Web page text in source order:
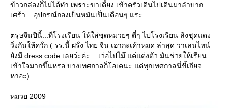
ข้าวกล่องก็ไม่ได้ทำ เพราะขาเดี้ยง เข้าครัวเดินไปเดินมาลำบาก
เศร้า....อุปกรณ์กองเป็นหมันเป็นเดือนๆ แระ...
ตรุษจีนปีนี้...ที่โรงเรียน ให้ใส่ชุดหมวยๆ ตี๋ๆ ไปโรงเรียน ลิงชุดแดง
วิ่งกันให้ควั่ก ( รร.นี้ ฝรั่ง ไทย จีน เอากะเค้าหมด ล่าสุด วาเลนไทน์
ังมี dress code เลยว่ะค่ะ....เว่อไปไม๊ แค่แต่งตัว มันช่วยให้เรียน
เข้าใจมากขึ้นหรอ บางเทศกาลก็โอเคนะ แต่ทุกเทศกาลนี่ขี้เกียจ
หาอะ)
หมวย 2009